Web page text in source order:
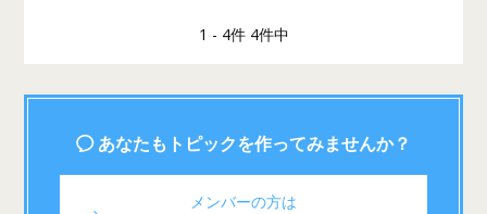
1 - 4件 4件中
あなたもトピックを作ってみませんか？
メンバーの方は